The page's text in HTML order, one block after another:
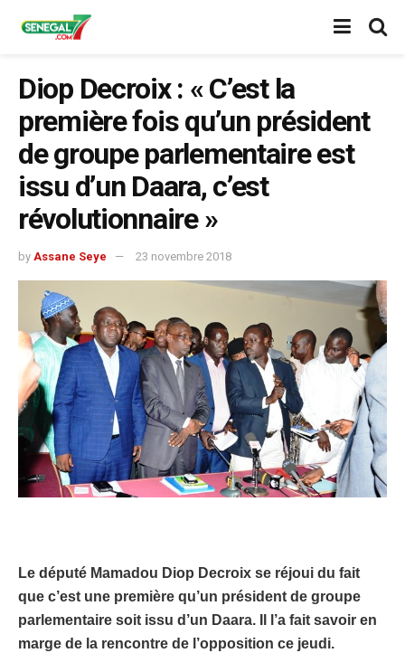
Diop Decroix : « C’est la
première fois qu’un président
de groupe parlementaire est
issu d’un Daara, c’est
révolutionnaire »
by Assane Seye 23 novembre 2018
Le député Mamadou Diop Decroix se réjoui du fait
que c’est une première qu’un président de groupe
parlementaire soit issu d’un Daara. Il l’a fait savoir en
marge de la rencontre de l’opposition ce jeudi.